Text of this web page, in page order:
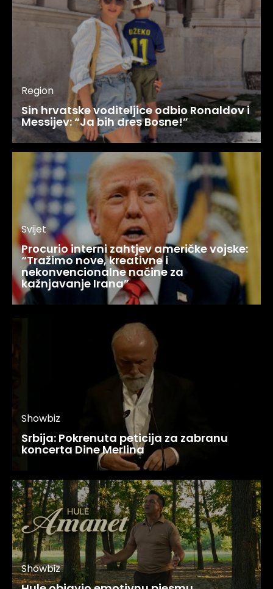
Region
Sin hrvatske voditeljice odbio Ronaldov i
Messijev: “Ja bih dres Bosne!”
Svijet
Procurio interni zahtjev američke vojske:
“Tražimo nove, kreativne i
nekonvencionalne načine za
kažnjavanje Irana”
Showbiz
Srbija: Pokrenuta peticija za zabranu
koncerta Dine Merlina
Showbiz